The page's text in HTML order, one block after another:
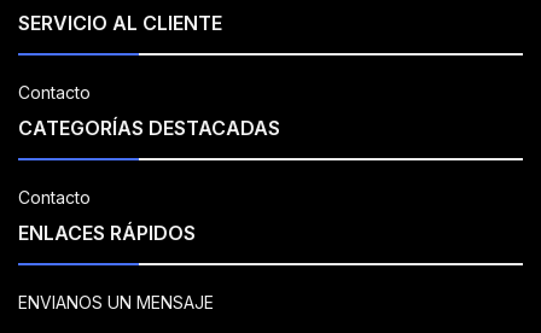
SERVICIO AL CLIENTE
Contacto
CATEGORÍAS DESTACADAS
Contacto
ENLACES RÁPIDOS
ENVIANOS UN MENSAJE